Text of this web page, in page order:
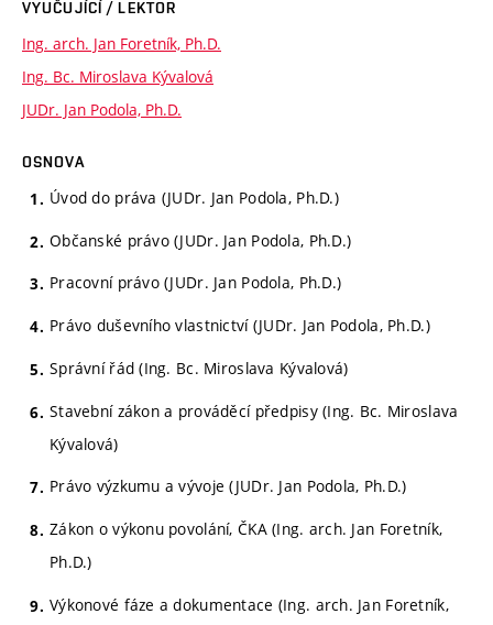
VYUČUJÍCÍ / LEKTOR
Ing. arch. Jan Foretník, Ph.D.
Ing. Bc. Miroslava Kývalová
JUDr. Jan Podola, Ph.D.
OSNOVA
Úvod do práva (JUDr. Jan Podola, Ph.D.)
Občanské právo (JUDr. Jan Podola, Ph.D.)
Pracovní právo (JUDr. Jan Podola, Ph.D.)
Právo duševního vlastnictví (JUDr. Jan Podola, Ph.D.)
Správní řád (Ing. Bc. Miroslava Kývalová)
Stavební zákon a prováděcí předpisy (Ing. Bc. Miroslava
Kývalová)
Právo výzkumu a vývoje (JUDr. Jan Podola, Ph.D.)
Zákon o výkonu povolání, ČKA (Ing. arch. Jan Foretník,
Ph.D.)
Výkonové fáze a dokumentace (Ing. arch. Jan Foretník,